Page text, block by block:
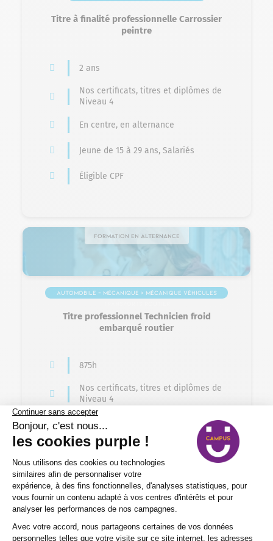
Titre à finalité professionnelle Carrossier
peintre
2 ans
Nos certificats, titres et diplômes de
Niveau 4
En centre, en alternance
Jeune de 15 à 29 ans, Salariés
Éligible CPF
Formation en alternance
Automobile – Mécanique > Mécanique véhicules
Titre professionnel Technicien froid
embarqué routier
875h
Nos certificats, titres et diplômes de
Niveau 4
En centre, en alternance
Jeune de 15 à 29 ans, Salariés,
Éligible VAE
Formation en alternance